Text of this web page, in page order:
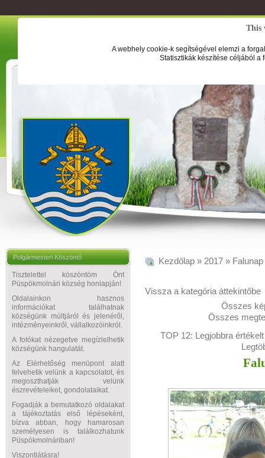
This
A webhely cookie-k segítségével elemzi a
Statisztikák készítése céljából a
Polgármesteri Köszöntő
Tisztelettel köszöntöm Önt
Püspökmolnári község honlapján!
Oldalainkon hasznos
információkat találhatnak
községünk múltjáról és jelenéről,
intézményeinkről, vállalkozóinkról.
A fotókat nézegetve megízlelhetik
községünk hangulatát.
Az Elérhetőség menüpont alatt
felvehetik velünk a kapcsolatot, és
megoszthatják velünk
észrevételeiket, gondolataikat.
Fogadják a bemutatkozó oldalakat
a tájékoztatás első lépéseként,
bízva abban, hogy hamarosan
személyesen is találkozhatunk
Püspökmolnáriban!
Viszontlátásra!
Kezdőlap » 2017 »
Vissza a kategória áttekintőbe
Összes
Összes
TOP 12: Legjobbra értékelt